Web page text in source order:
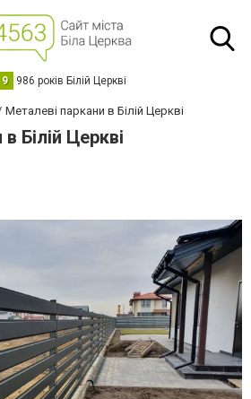
9 986 років Білій Церкві
Металеві паркани в Білій Церкві
Білій Церкві